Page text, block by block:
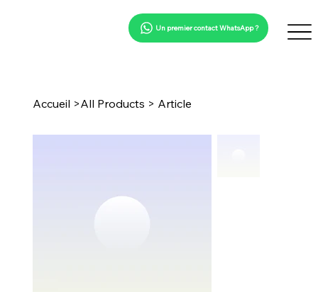
Un premier contact WhatsApp ?
Accueil >All Products > Article